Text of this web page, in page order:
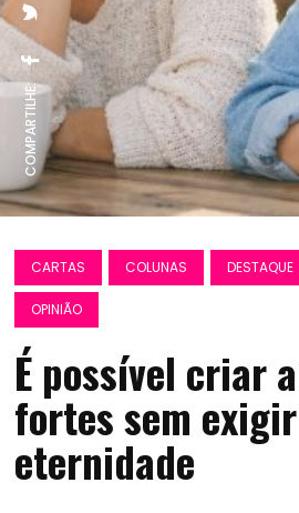
COMPARTILHE:
CARTAS COLUNAS DESTAQUE
OPINIÃO
É possível criar
fortes sem exigir
eternidade